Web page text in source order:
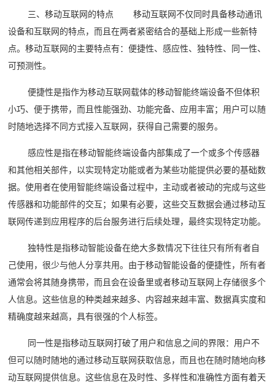
三、移动互联网的特点 移动互联网不仅同时具备移动通讯
设备和互联网的特点，而且在两者紧密结合的基础上形成一些新特
点。移动互联网的主要特点有：便捷性、感应性、独特性、同一性、
可预测性。
便捷性是指作为移动互联网载体的移动智能终端设备不但体积
小巧、便于携带，而且性能强劲、功能完备、应用丰富；用户可以随
时随地选择不同方式接入互联网，获得自己需要的服务。
感应性是指在移动智能终端设备内部集成了一个或多个传感器
和其他相关部件，以实现特定功能或者为某些功能提供必要的基础数
据。使用者在使用智能终端设备过程中，主动或者被动的完成与这些
传感器和功能部件的交互；如果有必要，这些交互数据会通过移动互
联网传递到应用程序的后台服务进行后续处理，最终实现特定功能。
独特性是指移动智能设备在绝大多数情况下往往只有所有者自
己使用，很少与他人分享共用。由于移动智能设备的便捷性，所有者
通常会将其随身携带，而且会在设备里或者移动互联网上存储很多个
人信息。这些信息的种类越来越多、内容越来越丰富、数据真实度和
精确度越来越高，具有很强的个人标签。
同一性是指移动互联网打破了用户和信息之间的界限：用户不
但可以随时随地的通过移动互联网获取信息，而且也在随时随地向移
动互联网提供信息。这些信息在及时性、多样性和准确性方面有着天